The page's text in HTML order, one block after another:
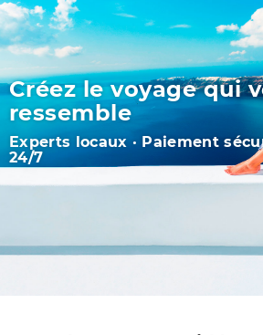
Créez le voyage qui
ressemble
Experts locaux · Paiement
24/7